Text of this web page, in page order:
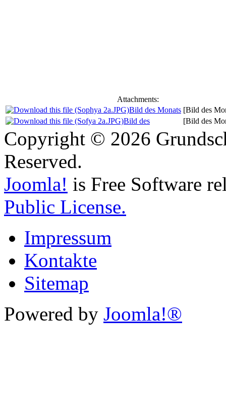
Attachments:
Bild des Monats [Bild des
Bild des
[Bild des
Copyright © 2026
Reserved.
Joomla! is Free Software
Public License.
Impressum
Kontakte
Sitemap
Powered by Joomla!®